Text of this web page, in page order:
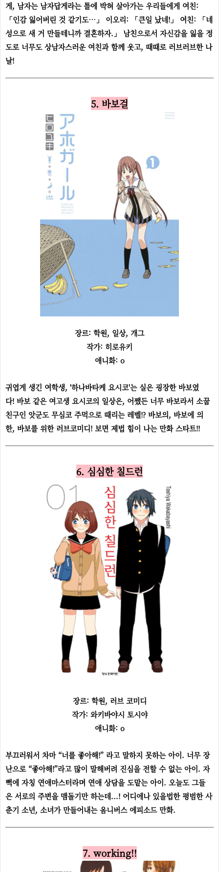
게, 남자는 남자답게라는 틀에 박혀 살아가는 우리들에게 여친:
「인감 잃어버린 것 같기도…」 이오리: 「큰일 났네!」 여친: 「네
성으로 새 거 만들테니까 결혼하자.」 남친으로서 자신감을 잃을 정
도로 너무도 상남자스러운 여친과 함께 웃고, 때때로 러브러브한 나
날!
5. 바보걸
장르: 학원, 일상, 개그
작가: 히로유키
애니화: o
귀엽게 생긴 여학생, '하나바타케 요시코'는 실은 굉장한 바보였
다! 바보 같은 여고생 요시코의 일상은, 어쨌든 너무 바보라서 소꿉
친구인 앗군도 무심코 주먹으로 때리는 레벨!? 바보의, 바보에 의
한, 바보를 위한 러브코미디! 보면 제법 힘이 나는 만화 스타트!!
6. 심심한 칠드런
장르: 학원, 러브 코미디
작가: 와키바야시 토시야
애니화: o
부끄러워서 차마 “너를 좋아해!” 라고 말하지 못하는 아이. 너무 장
난으로 “좋아해!”라고 많이 말해버려 진심을 전할 수 없는 아이. 자
뻑에 자칭 연애마스터라며 연애 상담을 도맡는 아이. 오늘도 그들
은 서로의 주변을 맴돌기만 하는데...! 어디에나 있을법한 평범한 사
춘기 소년, 소녀가 만들어내는 옴니버스 에피소드 만화.
7. working!!